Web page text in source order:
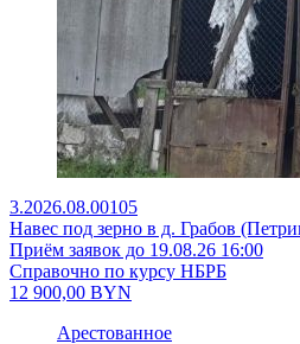
3.2026.08.00105
Навес под зерно в д. Грабов
Приём заявок до 19.08.26 16:00
Справочно по курсу НБРБ
12 900,00 BYN
Арестованное